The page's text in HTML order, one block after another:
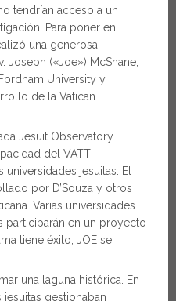
tendrían acceso a un
Para poner en
una generosa
Joseph («Joe») McShane,
University y
de la Vatican
Jesuit Observatory
del VATT
jesuitas. El
por D’Souza y otros
Varias universidades
participarán en un proyecto
tiene éxito, JOE se
una laguna histórica. En
gestionaban